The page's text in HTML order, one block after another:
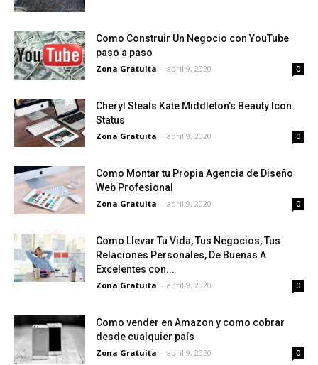
Como Construir Un Negocio con YouTube
paso a paso
Zona Gratuita - abril 9, 2020 0
Cheryl Steals Kate Middleton’s Beauty Icon
Status
Zona Gratuita - abril 9, 2020 0
Como Montar tu Propia Agencia de Diseño
Web Profesional
Zona Gratuita - abril 9, 2020 0
Como Llevar Tu Vida, Tus Negocios, Tus
Relaciones Personales, De Buenas A
Excelentes con...
Zona Gratuita - abril 9, 2020 0
Como vender en Amazon y como cobrar
desde cualquier país
Zona Gratuita - abril 9, 2020 0